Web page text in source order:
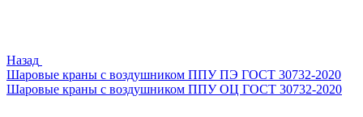
Назад
Шаровые краны с воздушником ППУ ПЭ ГОСТ 30732-2020
Шаровые краны с воздушником ППУ ОЦ ГОСТ 30732-2020